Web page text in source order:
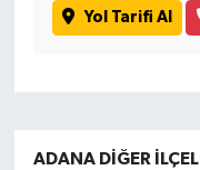
Yol Tarifi Al
ADANA DIĞER